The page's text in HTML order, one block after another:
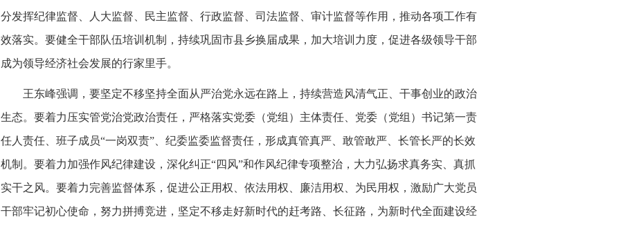
分发挥纪律监督、人大监督、民主监督、行政监督、司法监督、审计监督等作用，推动各项工作有
效落实。要健全干部队伍培训机制，持续巩固市县乡换届成果，加大培训力度，促进各级领导干部
成为领导经济社会发展的行家里手。
王东峰强调，要坚定不移坚持全面从严治党永远在路上，持续营造风清气正、干事创业的政治
生态。要着力压实管党治党政治责任，严格落实党委（党组）主体责任、党委（党组）书记第一责
任人责任、班子成员“一岗双责”、纪委监委监督责任，形成真管真严、敢管敢严、长管长严的长效
机制。要着力加强作风纪律建设，深化纠正“四风”和作风纪律专项整治，大力弘扬求真务实、真抓
实干之风。要着力完善监督体系，促进公正用权、依法用权、廉洁用权、为民用权，激励广大党员
干部牢记初心使命，努力拼搏竞进，坚定不移走好新时代的赶考路、长征路，为新时代全面建设经